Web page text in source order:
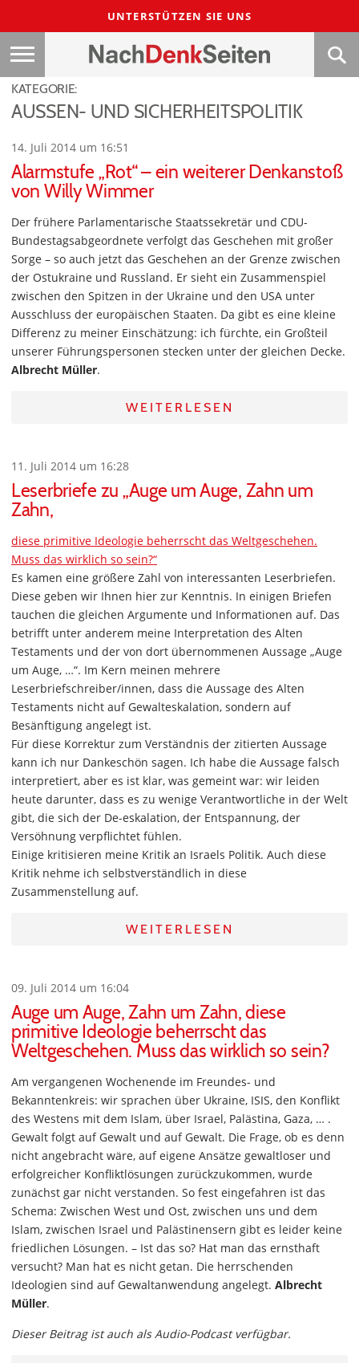
UNTERSTÜTZEN SIE UNS
KATEGORIE:
AUSSEN- UND SICHERHEITSPOLITIK
14. Juli 2014 um 16:51
Alarmstufe „Rot“ – ein weiterer Denkanstoß
von Willy Wimmer
Der frühere Parlamentarische Staatssekretär und CDU-
Bundestagsabgeordnete verfolgt das Geschehen mit großer
Sorge – so auch jetzt das Geschehen an der Grenze zwischen
der Ostukraine und Russland. Er sieht ein Zusammenspiel
zwischen den Spitzen in der Ukraine und den USA unter
Ausschluss der europäischen Staaten. Da gibt es eine kleine
Differenz zu meiner Einschätzung: ich fürchte, ein Großteil
unserer Führungspersonen stecken unter der gleichen Decke.
Albrecht Müller.
WEITERLESEN
11. Juli 2014 um 16:28
Leserbriefe zu „Auge um Auge, Zahn um
Zahn,
diese primitive Ideologie beherrscht das Weltgeschehen.
Muss das wirklich so sein?“
Es kamen eine größere Zahl von interessanten Leserbriefen.
Diese geben wir Ihnen hier zur Kenntnis. In einigen Briefen
tauchen die gleichen Argumente und Informationen auf. Das
betrifft unter anderem meine Interpretation des Alten
Testaments und der von dort übernommenen Aussage „Auge
um Auge, …“. Im Kern meinen mehrere
Leserbriefschreiber/innen, dass die Aussage des Alten
Testaments nicht auf Gewalteskalation, sondern auf
Besänftigung angelegt ist.
Für diese Korrektur zum Verständnis der zitierten Aussage
kann ich nur Dankeschön sagen. Ich habe die Aussage falsch
interpretiert, aber es ist klar, was gemeint war: wir leiden
heute darunter, dass es zu wenige Verantwortliche in der Welt
gibt, die sich der De-eskalation, der Entspannung, der
Versöhnung verpflichtet fühlen.
Einige kritisieren meine Kritik an Israels Politik. Auch diese
Kritik nehme ich selbstverständlich in diese
Zusammenstellung auf.
WEITERLESEN
09. Juli 2014 um 16:04
Auge um Auge, Zahn um Zahn, diese
primitive Ideologie beherrscht das
Weltgeschehen. Muss das wirklich so sein?
Am vergangenen Wochenende im Freundes- und
Bekanntenkreis: wir sprachen über Ukraine, ISIS, den Konflikt
des Westens mit dem Islam, über Israel, Palästina, Gaza, … .
Gewalt folgt auf Gewalt und auf Gewalt. Die Frage, ob es denn
nicht angebracht wäre, auf eigene Ansätze gewaltloser und
erfolgreicher Konfliktlösungen zurückzukommen, wurde
zunächst gar nicht verstanden. So fest eingefahren ist das
Schema: Zwischen West und Ost, zwischen uns und dem
Islam, zwischen Israel und Palästinensern gibt es leider keine
friedlichen Lösungen. – Ist das so? Hat man das ernsthaft
versucht? Man hat es nicht getan. Die herrschenden
Ideologien sind auf Gewaltanwendung angelegt. Albrecht
Müller.
Dieser Beitrag ist auch als Audio-Podcast verfügbar.